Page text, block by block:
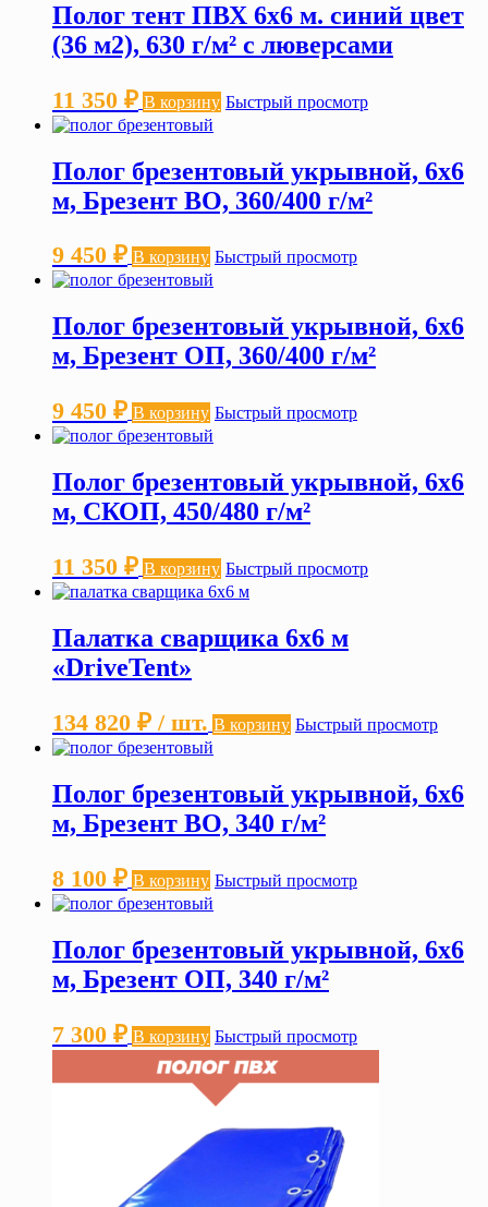
Полог тент ПВХ 6х6 м. синий цвет
(36 м2), 630 г/м² с люверсами
11 350 ₽ В корзину Быстрый просмотр
Полог брезентовый укрывной, 6х6
м, Брезент ВО, 360/400 г/м²
9 450 ₽ В корзину Быстрый просмотр
Полог брезентовый укрывной, 6х6
м, Брезент ОП, 360/400 г/м²
9 450 ₽ В корзину Быстрый просмотр
Полог брезентовый укрывной, 6х6
м, СКОП, 450/480 г/м²
11 350 ₽ В корзину Быстрый просмотр
Палатка сварщика 6х6 м
«DriveTent»
134 820 ₽ / шт. В корзину Быстрый просмотр
Полог брезентовый укрывной, 6х6
м, Брезент ВО, 340 г/м²
8 100 ₽ В корзину Быстрый просмотр
Полог брезентовый укрывной, 6х6
м, Брезент ОП, 340 г/м²
7 300 ₽ В корзину Быстрый просмотр